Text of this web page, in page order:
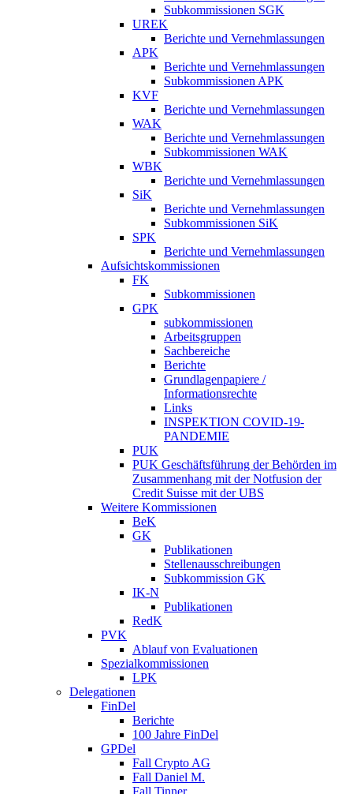
Subkommissionen SGK
UREK
Berichte und Vernehmlassungen
APK
Berichte und Vernehmlassungen
Subkommissionen APK
KVF
Berichte und Vernehmlassungen
WAK
Berichte und Vernehmlassungen
Subkommissionen WAK
WBK
Berichte und Vernehmlassungen
SiK
Berichte und Vernehmlassungen
Subkommissionen SiK
SPK
Berichte und Vernehmlassungen
Aufsichtskommissionen
FK
Subkommissionen
GPK
subkommissionen
Arbeitsgruppen
Sachbereiche
Berichte
Grundlagenpapiere /
Informationsrechte
Links
INSPEKTION COVID-19-
PANDEMIE
PUK
PUK Geschäftsführung der Behörden im
Zusammenhang mit der Notfusion der
Credit Suisse mit der UBS
Weitere Kommissionen
BeK
GK
Publikationen
Stellenausschreibungen
Subkommission GK
IK-N
Publikationen
RedK
PVK
Ablauf von Evaluationen
Spezialkommissionen
LPK
Delegationen
FinDel
Berichte
100 Jahre FinDel
GPDel
Fall Crypto AG
Fall Daniel M.